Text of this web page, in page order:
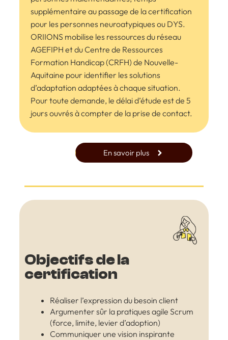
supplémentaire au passage de la certification
pour les personnes neuroatypiques ou DYS.
ORIIONS mobilise les ressources du réseau
AGEFIPH et du Centre de Ressources
Formation Handicap (CRFH) de Nouvelle-
Aquitaine pour identifier les solutions
d’adaptation adaptées à chaque situation.
Pour toute demande, le délai d’étude est de 5
jours ouvrés à compter de la prise de contact.
En savoir plus
Objectifs de la
certification
Réaliser l’expression du besoin client
Argumenter sûr la pratiques agile Scrum
(force, limite, levier d’adoption)
Communiquer une vision inspirante